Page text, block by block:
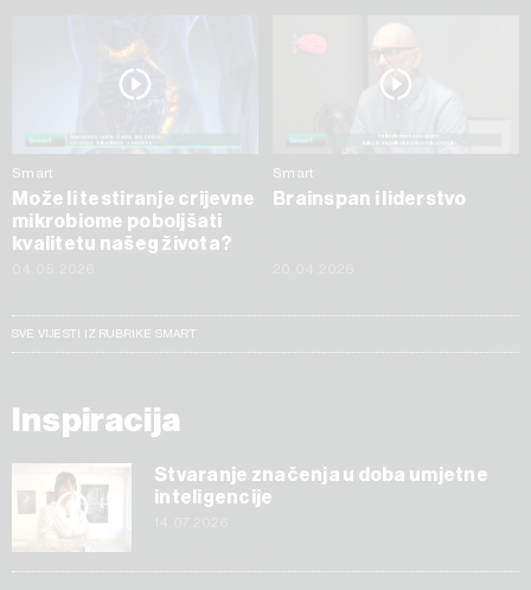
Smart
Može li testiranje crijevne
mikrobiome poboljšati
kvalitetu našeg života?
Smart
Brainspan i liderstvo
SVE VIJESTI IZ RUBRIKE SMART
Inspiracija
Stvaranje značenja u doba umjetne
inteligencije